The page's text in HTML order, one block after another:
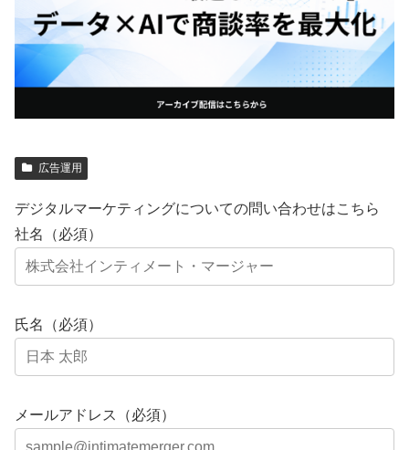
広告運用
デジタルマーケティングについての問い合わせはこちら
社名（必須）
氏名（必須）
メールアドレス（必須）